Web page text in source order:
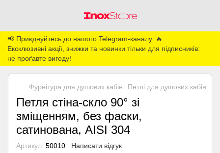
📢 Приєднуйтесь до нашого Telegram-каналу. 🔥
Ексклюзивні акції, знижки та новинки тільки для підписників:
не проґавте вигоду!
Фурнітура для душових кабін Петлі для душових кабін
Петля стіна-скло 90° зі
зміщенням, без фаски,
сатинована, AISI 304
Артикул: 50010 Написати відгук